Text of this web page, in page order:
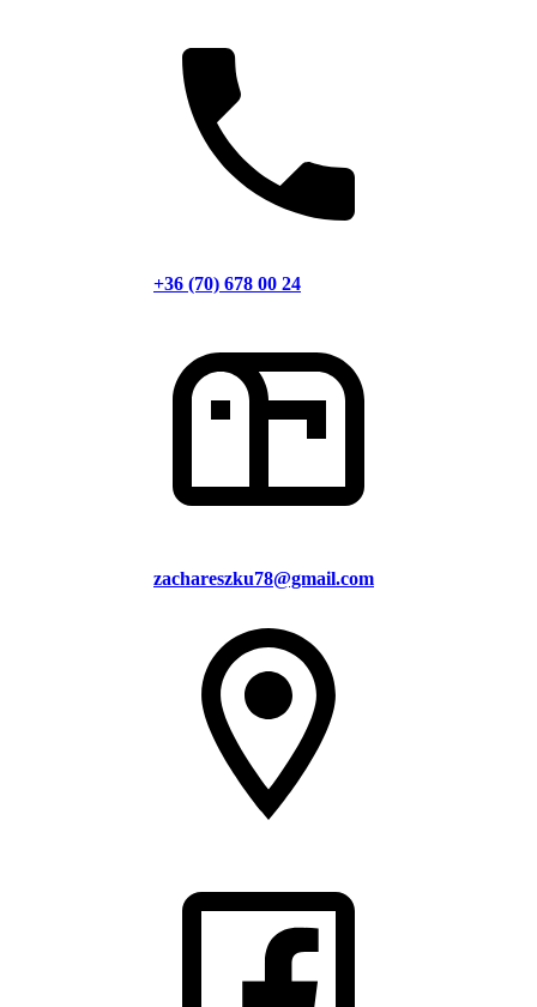
+36 (70) 678 00 24
zachareszku78@gmail.com